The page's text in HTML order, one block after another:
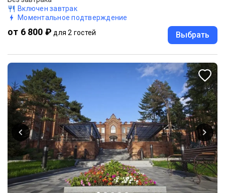
Включен завтрак
Моментальное подтверждение
от 6 800 ₽ для 2 гостей Выбрать